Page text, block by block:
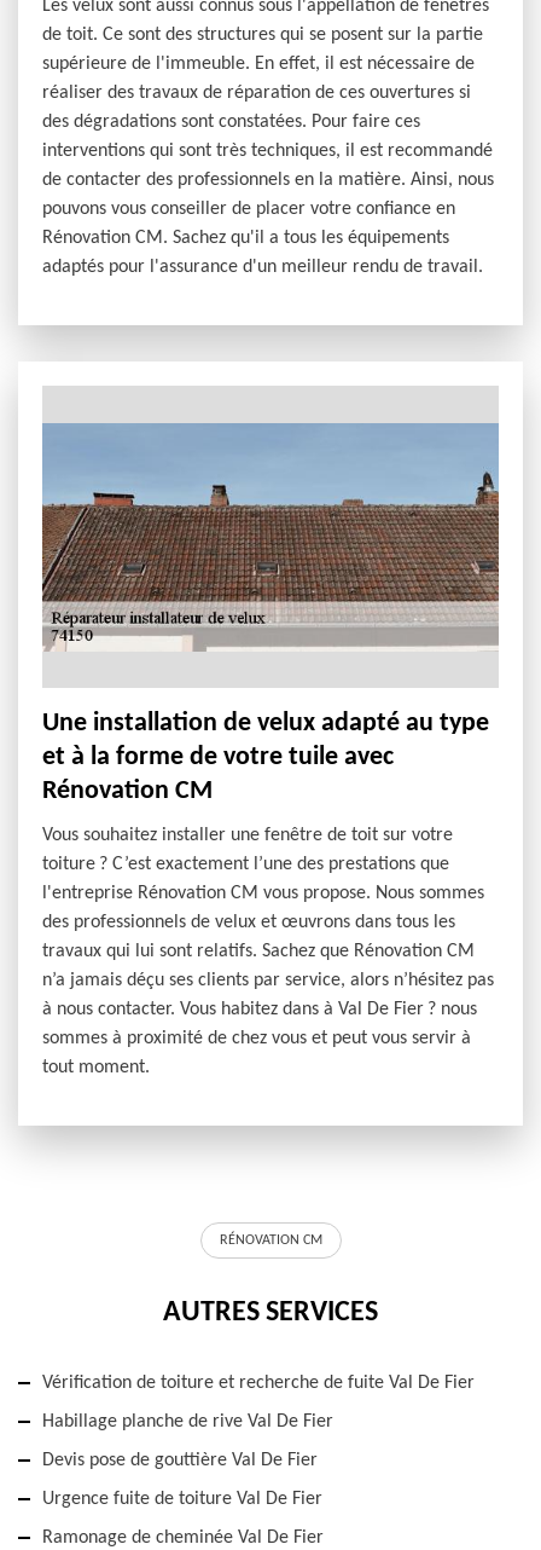
Les velux sont aussi connus sous l'appellation de fenêtres
de toit. Ce sont des structures qui se posent sur la partie
supérieure de l'immeuble. En effet, il est nécessaire de
réaliser des travaux de réparation de ces ouvertures si
des dégradations sont constatées. Pour faire ces
interventions qui sont très techniques, il est recommandé
de contacter des professionnels en la matière. Ainsi, nous
pouvons vous conseiller de placer votre confiance en
Rénovation CM. Sachez qu'il a tous les équipements
adaptés pour l'assurance d'un meilleur rendu de travail.
Une installation de velux adapté au type
et à la forme de votre tuile avec
Rénovation CM
Vous souhaitez installer une fenêtre de toit sur votre
toiture ? C’est exactement l’une des prestations que
l'entreprise Rénovation CM vous propose. Nous sommes
des professionnels de velux et œuvrons dans tous les
travaux qui lui sont relatifs. Sachez que Rénovation CM
n’a jamais déçu ses clients par service, alors n’hésitez pas
à nous contacter. Vous habitez dans à Val De Fier ? nous
sommes à proximité de chez vous et peut vous servir à
tout moment.
RÉNOVATION CM
AUTRES SERVICES
Vérification de toiture et recherche de fuite Val De Fier
Habillage planche de rive Val De Fier
Devis pose de gouttière Val De Fier
Urgence fuite de toiture Val De Fier
Ramonage de cheminée Val De Fier